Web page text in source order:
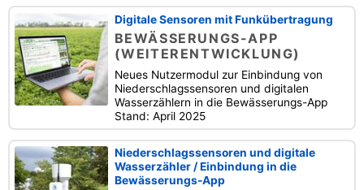
Digitale Sensoren mit Funkübertragung
BEWÄSSERUNGS-APP
(WEITERENTWICKLUNG)
Neues Nutzermodul zur Einbindung von
Niederschlagssensoren und digitalen
Wasserzählern in die Bewässerungs-App
Stand: April 2025
Niederschlagssensoren und digitale
Wasserzähler / Einbindung in die
Bewässerungs-App